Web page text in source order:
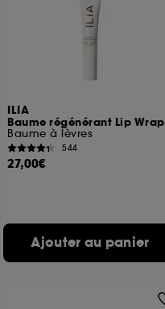
ILIA
Baume régénérant Lip Wrap
Baume à lèvres
544
27,00€
Ajouter au panier